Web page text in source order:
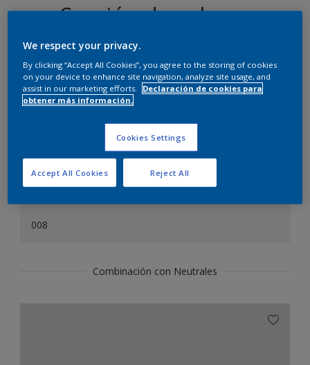
Sección de colores
coordinados
El blanco perfecto
008
Combinación con Neutrales
We respect your privacy.
By clicking “Accept All Cookies”, you agree to the storing of cookies
on your device to enhance site navigation, analyze site usage, and
assist in our marketing efforts.
Declaración de cookies para
obtener más información.
Cookies Settings
Reject All
Accept All Cookies